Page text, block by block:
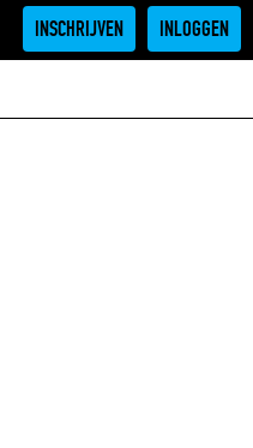
INSCHRIJVEN INLOGGEN